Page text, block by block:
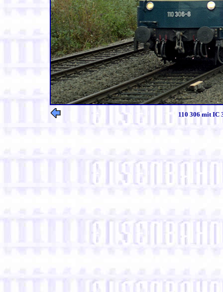
110 306 mit IC